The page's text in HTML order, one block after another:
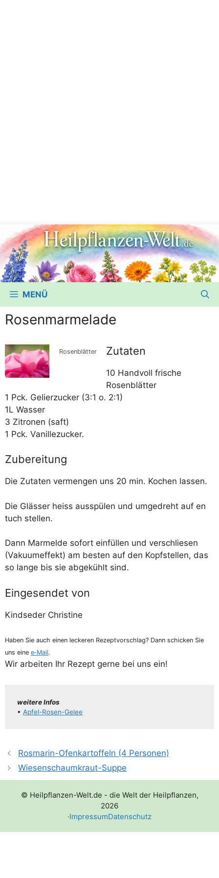
MENÜ
Rosenmarmelade
Rosen­blät­ter Zutaten
10 Hand­voll fri­sche
Rosenblätter
1 Pck. Gelier­zu­cker (3:1 o. 2:1)
1L Wasser
3 Zitro­nen (saft)
1 Pck. Vanillezucker.
Zubereitung
Die Zuta­ten ver­men­gen uns 20 min. Kochen lassen.
Die Gläs­ser heiss aus­spü­len und umge­dreht auf en
tuch stellen.
Dann Mar­mel­de sofort ein­fül­len und ver­schlie­sen
(Vaku­um­ef­fekt) am bes­ten auf den Kopf­stel­len, das
so lan­ge bis sie abge­kühlt sind.
Eingesendet von
Kind­se­der Christine
Haben Sie auch einen lecke­ren Rezept­vor­schlag? Dann schi­cken Sie
uns eine e‑Mail.
Wir arbei­ten Ihr Rezept ger­ne bei uns ein!
wei­te­re Infos
• Apfel-Rosen-Gelee
Rosmarin-Ofenkartoffeln (4 Personen)
Wiesenschaumkraut-Suppe
© Heilpflanzen-Welt.de - die Welt der Heilpflanzen,
2026
·ImpressumDatenschutz